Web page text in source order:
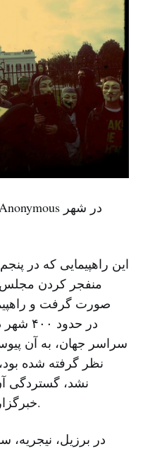
این راهپیمایی که در
سراسر جهان، به آن
نظر گرفته شده
نشد، ‌گستردگی
خبرگزاری‌ها ‌آن را پوشش خبری کردند.
در برزیل، نیجریه،